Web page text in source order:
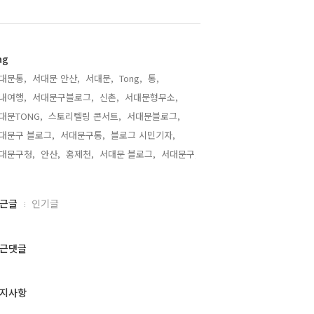
문통, 서대문 안산, 서대문, Tong, 통,
여행, 서대문구블로그, 신촌, 서대문형무소,
문TONG, 스토리텔링 콘서트, 서대문블로그,
문구 블로그, 서대문구통, 블로그 시민기자,
문구청, 안산, 홍제천, 서대문 블로그, 서대문구,
글 인기글
댓글
사항